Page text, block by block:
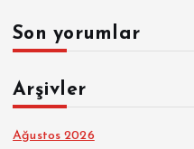
Son yorumlar
Arşivler
Ağustos 2026